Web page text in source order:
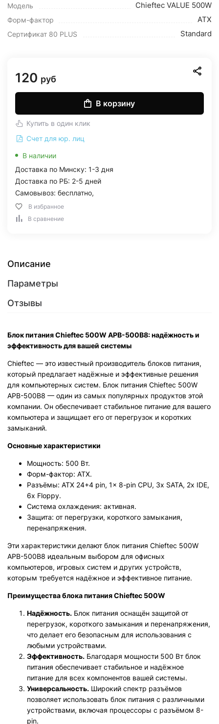
Модель Chieftec VALUE 500W
Форм-фактор ATX
Сертификат 80 PLUS Standard
120 руб
В корзину
Купить в один клик
Счет для юр. лиц
В наличии
Доставка по Минску: 1-3 дня
Доставка по РБ: 2-5 дней
Самовывоз: бесплатно,
В избранное
В сравнение
Описание
Параметры
Отзывы
Блок питания Chieftec 500W APB-500B8: надёжность и
эффективность для вашей системы
Chieftec — это известный производитель блоков питания,
который предлагает надёжные и эффективные решения
для компьютерных систем. Блок питания Chieftec 500W
APB-500B8 — один из самых популярных продуктов этой
компании. Он обеспечивает стабильное питание для вашего
компьютера и защищает его от перегрузок и коротких
замыканий.
Основные характеристики
Мощность: 500 Вт.
Форм-фактор: ATX.
Разъёмы: ATX 24+4 pin, 1x 8-pin CPU, 3x SATA, 2x IDE,
6x Floppy.
Система охлаждения: активная.
Защита: от перегрузки, короткого замыкания,
перенапряжения.
Эти характеристики делают блок питания Chieftec 500W
APB-500B8 идеальным выбором для офисных
компьютеров, игровых систем и других устройств,
которым требуется надёжное и эффективное питание.
Преимущества блока питания Chieftec 500W
Надёжность. Блок питания оснащён защитой от
перегрузок, короткого замыкания и перенапряжения,
что делает его безопасным для использования с
любыми устройствами.
Эффективность. Благодаря мощности 500 Вт блок
питания обеспечивает стабильное и надёжное
питание для всех компонентов вашей системы.
Универсальность. Широкий спектр разъёмов
позволяет использовать блок питания с различными
устройствами, включая процессоры с разъёмом 8-
pin.